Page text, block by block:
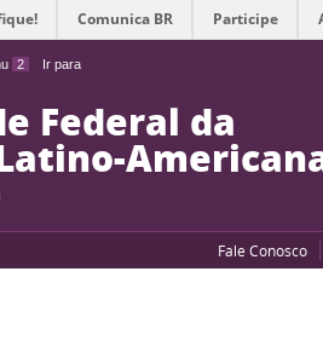
2
Ir para
Comunica BR Participe
Federal da
Fale Conosco